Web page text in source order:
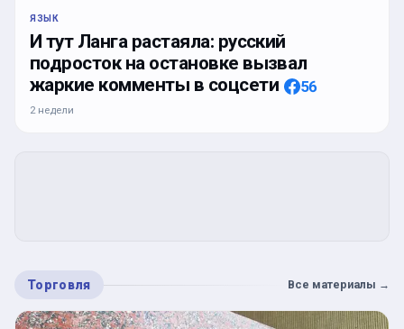
ЯЗЫК
И тут Ланга растаяла: русский
подросток на остановке вызвал
жаркие комменты в соцсети
56
2 недели
Торговля Все материалы →